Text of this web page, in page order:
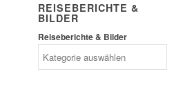
REISEBERICHTE &
BILDER
Reiseberichte & Bilder